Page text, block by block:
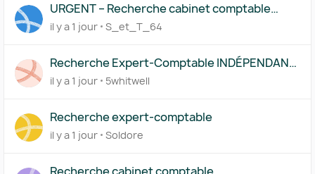
URGENT – Recherche cabinet comptable
Pennylane – Start-up technologique
internationale
il y a 1 jour S_et_T_64
Recherche Expert-Comptable INDÉPENDANT
(Solo) – SARL Para-hôtellerie – Anglais
il y a 1 jour 5whitwell
Recherche expert-comptable
il y a 1 jour Soldore